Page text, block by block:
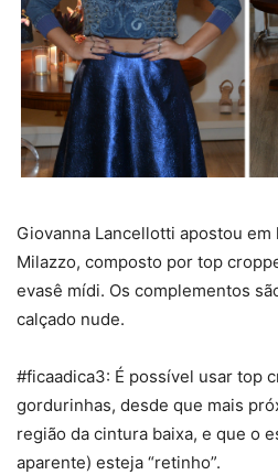
Giovanna Lancellotti apostou
Milazzo, composto por top
evasê mídi. Os complementos
calçado nude.
#ficaadica3: É possível usar top
gordurinhas, desde que mais
região da cintura baixa, e que o
aparente) esteja “retinho”.